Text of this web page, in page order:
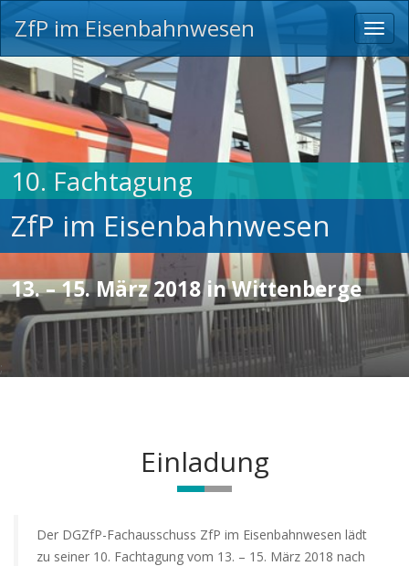
ZfP im Eisenbahnwesen
10. Fachtagung
ZfP im Eisenbahnwesen
13. – 15. März 2018 in Wittenberge
;
Einladung
Der DGZfP-Fachausschuss ZfP im Eisenbahnwesen lädt
zu seiner 10. Fachtagung vom 13. – 15. März 2018 nach